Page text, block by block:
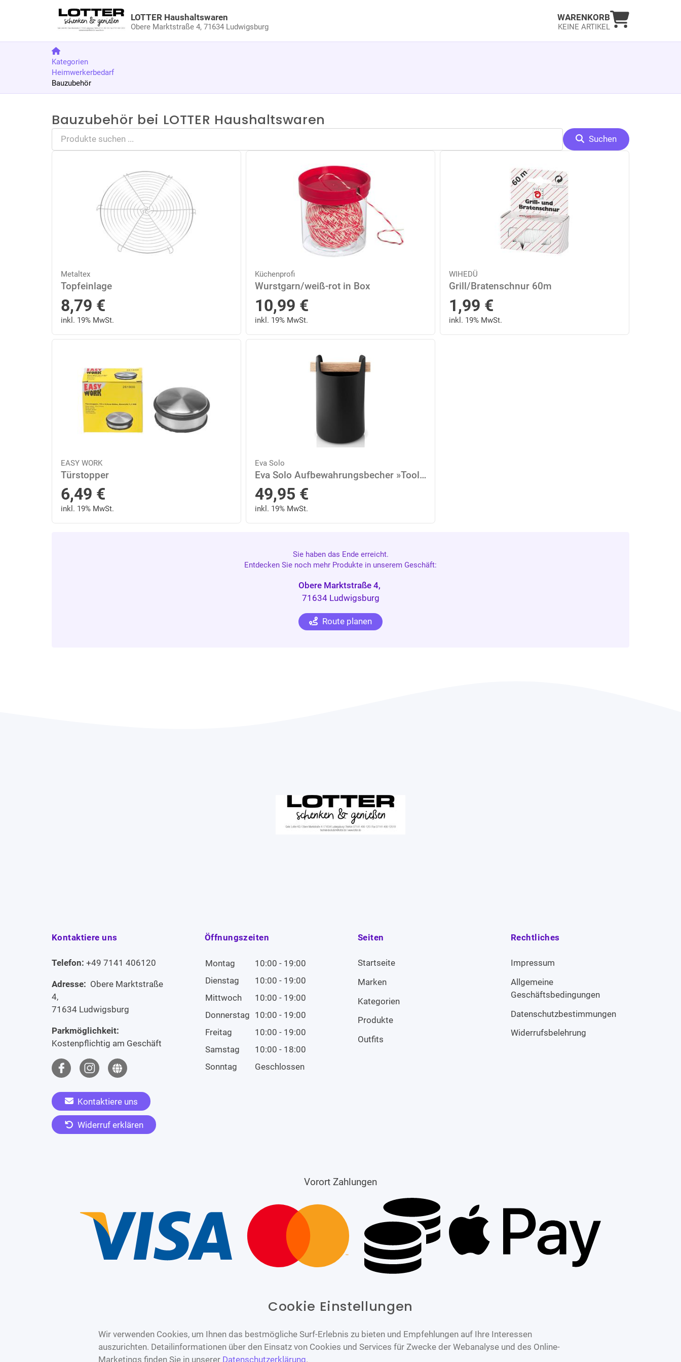
LOTTER Haushaltswaren
Obere Marktstraße 4, 71634 Ludwigsburg
WARENKORB
KEINE ARTIKEL
Warenkorb
Kategorien
Heimwerkerbedarf
Bauzubehör
Bauzubehör bei LOTTER Haushaltswaren
Suchen
Metaltex
Topfeinlage
8,79 €
inkl. 19% MwSt.
Küchenprofi
Wurstgarn/weiß-rot in Box
10,99 €
inkl. 19% MwSt.
WIHEDÜ
Grill/Bratenschnur 60m
1,99 €
inkl. 19% MwSt.
EASY WORK
Türstopper
6,49 €
inkl. 19% MwSt.
Eva Solo
Eva Solo Aufbewahrungsbecher »Toolbox Schwarz H 15cm«, Holz, (1-tlg)
49,95 €
inkl. 19% MwSt.
Sie haben das Ende erreicht.
Entdecken Sie noch mehr Produkte in unserem Geschäft:
Obere Marktstraße 4,
71634 Ludwigsburg
Route planen
Kontaktiere uns
Telefon: +49 7141 406120
Adresse: Obere Marktstraße
4,
71634 Ludwigsburg
Parkmöglichkeit:
Kostenpflichtig am Geschäft
Kontaktiere uns
Widerruf erklären
Öffnungszeiten
Montag
10:00 - 19:00
Dienstag
10:00 - 19:00
Mittwoch
10:00 - 19:00
Donnerstag 10:00 - 19:00
Freitag
10:00 - 19:00
Samstag
10:00 - 18:00
Sonntag
Geschlossen
Seiten
Startseite
Marken
Kategorien
Produkte
Outfits
Rechtliches
Impressum
Allgemeine
Geschäftsbedingungen
Datenschutzbestimmungen
Widerrufsbelehrung
Vorort Zahlungen
Cookie Einstellungen
Wir verwenden Cookies, um Ihnen das bestmögliche Surf-Erlebnis zu bieten und Empfehlungen auf Ihre Interessen
auszurichten. Detailinformationen über den Einsatz von Cookies und Services für Zwecke der Webanalyse und des Online-
Marketings finden Sie in unserer Datenschutzerklärung.